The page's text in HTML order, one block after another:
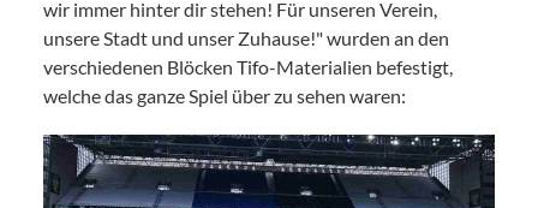
wir immer hinter dir stehen! Für unseren Verein,
unsere Stadt und unser Zuhause!" wurden an den
verschiedenen Blöcken Tifo-Materialien befestigt,
welche das ganze Spiel über zu sehen waren: